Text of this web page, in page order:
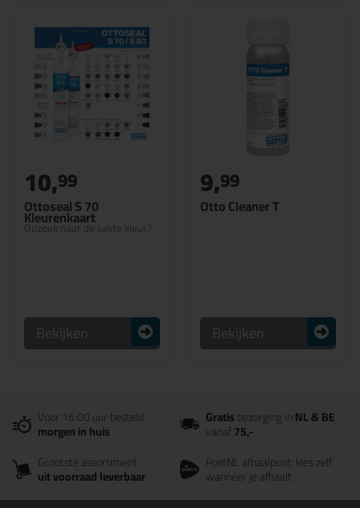
Ottoseal S 70
Kleurenkaart
Opzoek naar de juiste kleur?
10,99
Bekijken
Otto Cleaner T
9,99
Bekijken
Voor 16:00 uur besteld
morgen in huis
Gratisbezorging inNL & BE
vanaf75,-
Grootste assortiment
uit voorraad leverbaar
PostNL afhaalpunt: kies zelf
wanneer je afhaalt